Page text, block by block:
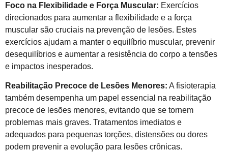
Foco na Flexibilidade e Força Muscular: Exercícios
direcionados para aumentar a flexibilidade e a força
muscular são cruciais na prevenção de lesões. Estes
exercícios ajudam a manter o equilíbrio muscular, prevenir
desequilíbrios e aumentar a resistência do corpo a tensões
e impactos inesperados.
Reabilitação Precoce de Lesões Menores: A fisioterapia
também desempenha um papel essencial na reabilitação
precoce de lesões menores, evitando que se tornem
problemas mais graves. Tratamentos imediatos e
adequados para pequenas torções, distensões ou dores
podem prevenir a evolução para lesões crônicas.